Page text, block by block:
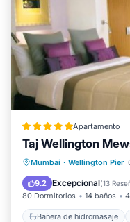
Apartamento
Taj Wellington
Mumbai · Wellington Pier
9.2 Excepcional(13
80 Dormitorios 14 baños
Bañera de hidromasaje
Bañera de
Aparcamiento